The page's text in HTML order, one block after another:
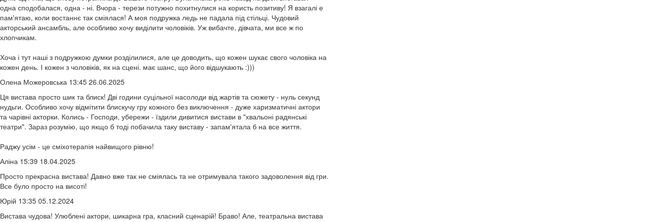
одна сподобалася, одна - ні. Вчора - терези потужно похитнулися на користь позитиву! Я взагалі е
пам'ятаю, коли востаннє так сміялася! А моя подружка ледь не падала під стільці. Чудовий
акторський ансамбль, але особливо хочу виділити чоловіків. Уж вибачте, дівчата, ми все ж по
хлопчикам.
Хоча і тут наші з подружкою думки розділилися, але це доводить, що кожен шукає свого чоловіка на
кожен день. І кожен з чоловіків, як на сцені. має шанс, що його відшукають :)))
Олена Можеровська 13:45 26.06.2025
Ця вистава просто шик та блиск! Дві години суцільної насолоди від жартів та сюжету - нуль секунд
нудьги. Особливо хочу відмітити блискучу гру кожного без виключення - дуже харизматичні актори
та чарівні акторки. Колись - Господи, убережи - їздили дивитися вистави в "хвальоні радянські
театри". Зараз розумію, що якщо б тоді побачила таку виставу - запам'ятала б на все життя.
Раджу усім - це сміхотерапія найвищого рівню!
Аліна 15:39 18.04.2025
Просто прекрасна вистава! Давно вже так не сміялась та не отримувала такого задоволення від гри.
Все було просто на висоті!
Юрій 13:35 05.12.2024
Вистава чудова! Улюблені актори, шикарна гра, класний сценарій! Браво! Але, театральна вистава